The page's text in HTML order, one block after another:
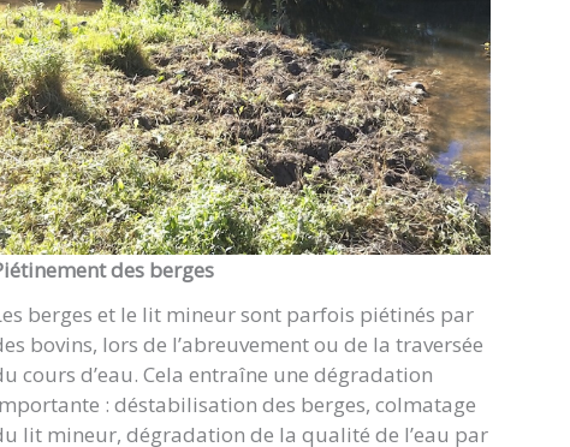
des berges
berges et le lit mineur sont parfois piétinés par
bovins, lors de l’abreuvement ou de la traversée
cours d’eau. Cela entraîne une dégradation
: déstabilisation des berges, colmatage
lit mineur, dégradation de la qualité de l’eau par